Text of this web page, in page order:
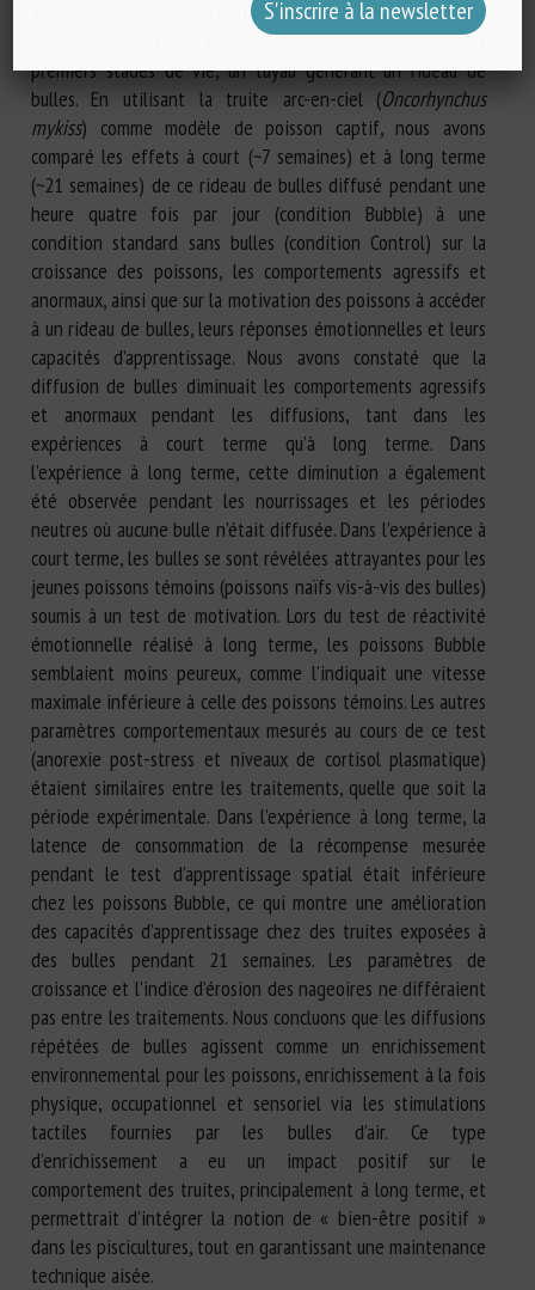
avons évalué les effets d’une stratégie d’enrichissement
innovante consistant à introduire dans le bassin, dès les
premiers stades de vie, un tuyau générant un rideau de
bulles. En utilisant la truite arc-en-ciel (Oncorhynchus
mykiss) comme modèle de poisson captif, nous avons
comparé les effets à court (~7 semaines) et à long terme
(~21 semaines) de ce rideau de bulles diffusé pendant une
heure quatre fois par jour (condition Bubble) à une
condition standard sans bulles (condition Control) sur la
croissance des poissons, les comportements agressifs et
anormaux, ainsi que sur la motivation des poissons à accéder
à un rideau de bulles, leurs réponses émotionnelles et leurs
capacités d’apprentissage. Nous avons constaté que la
diffusion de bulles diminuait les comportements agressifs
et anormaux pendant les diffusions, tant dans les
expériences à court terme qu’à long terme. Dans
l’expérience à long terme, cette diminution a également
été observée pendant les nourrissages et les périodes
neutres où aucune bulle n’était diffusée. Dans l’expérience à
court terme, les bulles se sont révélées attrayantes pour les
jeunes poissons témoins (poissons naïfs vis-à-vis des bulles)
soumis à un test de motivation. Lors du test de réactivité
émotionnelle réalisé à long terme, les poissons Bubble
semblaient moins peureux, comme l’indiquait une vitesse
maximale inférieure à celle des poissons témoins. Les autres
paramètres comportementaux mesurés au cours de ce test
(anorexie post-stress et niveaux de cortisol plasmatique)
étaient similaires entre les traitements, quelle que soit la
période expérimentale. Dans l’expérience à long terme, la
latence de consommation de la récompense mesurée
pendant le test d’apprentissage spatial était inférieure
chez les poissons Bubble, ce qui montre une amélioration
des capacités d’apprentissage chez des truites exposées à
des bulles pendant 21 semaines. Les paramètres de
croissance et l’indice d’érosion des nageoires ne différaient
pas entre les traitements. Nous concluons que les diffusions
répétées de bulles agissent comme un enrichissement
environnemental pour les poissons, enrichissement à la fois
physique, occupationnel et sensoriel via les stimulations
tactiles fournies par les bulles d’air. Ce type
d’enrichissement a eu un impact positif sur le
comportement des truites, principalement à long terme, et
permettrait d’intégrer la notion de « bien-être positif »
dans les piscicultures, tout en garantissant une maintenance
technique aisée.